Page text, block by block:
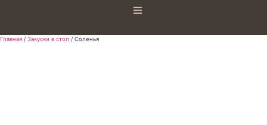
Главная / Закуски в стол / Соленья